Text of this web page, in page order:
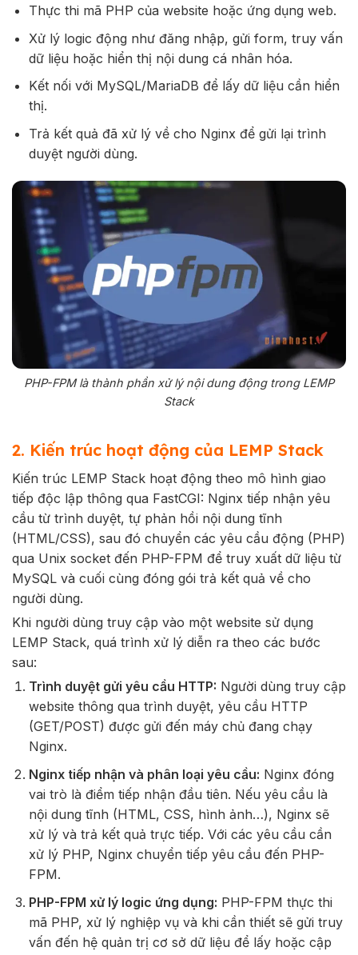
Thực thi mã PHP của website hoặc ứng dụng web.
Xử lý logic động như đăng nhập, gửi form, truy vấn
dữ liệu hoặc hiển thị nội dung cá nhân hóa.
Kết nối với MySQL/MariaDB để lấy dữ liệu cần hiển
thị.
Trả kết quả đã xử lý về cho Nginx để gửi lại trình
duyệt người dùng.
PHP-FPM là thành phần xử lý nội dung động trong LEMP
Stack
2. Kiến trúc hoạt động của LEMP Stack
Kiến trúc LEMP Stack hoạt động theo mô hình giao
tiếp độc lập thông qua FastCGI: Nginx tiếp nhận yêu
cầu từ trình duyệt, tự phản hồi nội dung tĩnh
(HTML/CSS), sau đó chuyển các yêu cầu động (PHP)
qua Unix socket đến PHP-FPM để truy xuất dữ liệu từ
MySQL và cuối cùng đóng gói trả kết quả về cho
người dùng.
Khi người dùng truy cập vào một website sử dụng
LEMP Stack, quá trình xử lý diễn ra theo các bước
sau:
Trình duyệt gửi yêu cầu HTTP: Người dùng truy cập
website thông qua trình duyệt, yêu cầu HTTP
(GET/POST) được gửi đến máy chủ đang chạy
Nginx.
Nginx tiếp nhận và phân loại yêu cầu: Nginx đóng
vai trò là điểm tiếp nhận đầu tiên. Nếu yêu cầu là
nội dung tĩnh (HTML, CSS, hình ảnh…), Nginx sẽ
xử lý và trả kết quả trực tiếp. Với các yêu cầu cần
xử lý PHP, Nginx chuyển tiếp yêu cầu đến PHP-
FPM.
PHP-FPM xử lý logic ứng dụng: PHP-FPM thực thi
mã PHP, xử lý nghiệp vụ và khi cần thiết sẽ gửi truy
vấn đến hệ quản trị cơ sở dữ liệu để lấy hoặc cập